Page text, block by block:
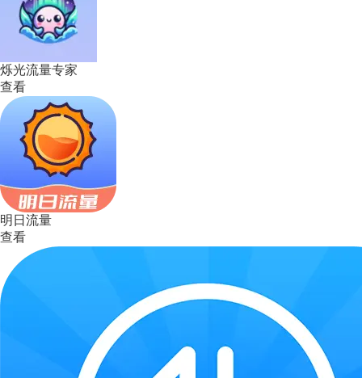
烁光流量专家
查看
明日流量
查看